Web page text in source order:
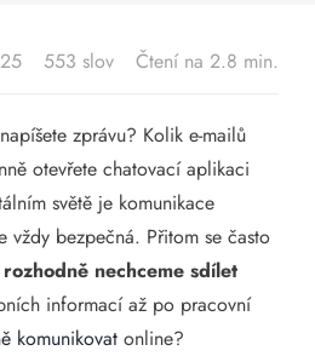
Blog
Kontakt
553 slov Čtení na 2.8 min.
zprávu? Kolik e-mailů
otevřete chatovací aplikaci
světě je komunikace
vždy bezpečná. Přitom se často
rozhodně nechceme sdílet
informací až po pracovní
komunikovat online?